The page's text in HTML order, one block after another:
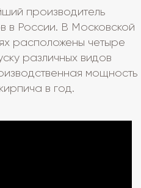
производитель
в России. В Московской
расположены четыре
различных видов
мощность
в год.